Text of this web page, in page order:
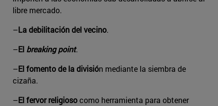
libre mercado.
–La debilitación del vecino.
–El breaking point.
–El fomento de la división mediante la siembra de
cizaña.
–El fervor religiosocomo herramienta para obtener